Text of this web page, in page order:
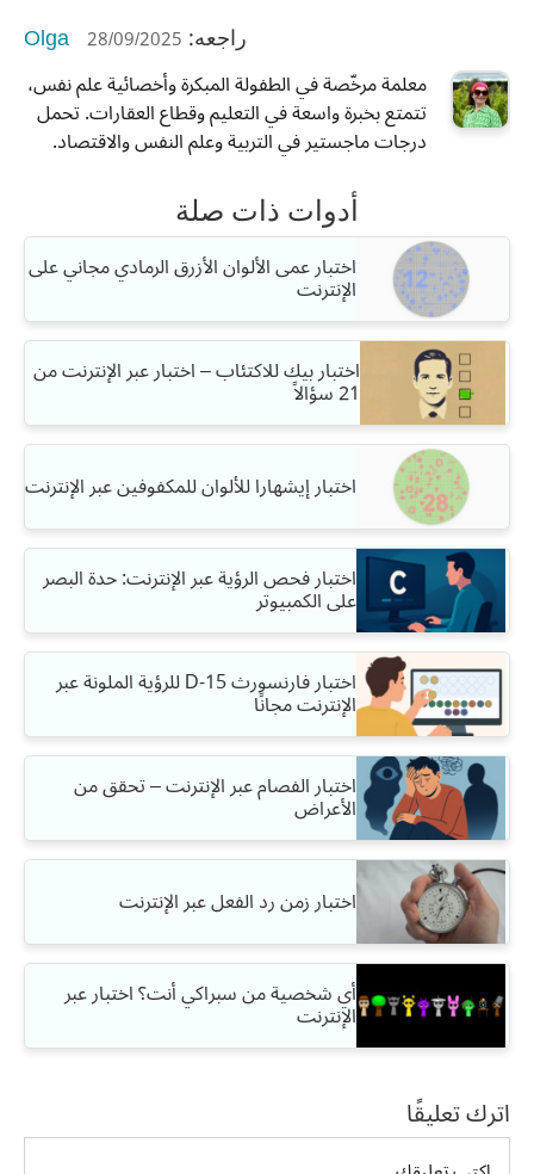
راجعه: Olga 28/09/2025
معلمة مرخّصة في الطفولة المبكرة وأخصائية علم نفس،
تتمتع بخبرة واسعة في التعليم وقطاع العقارات. تحمل
درجات ماجستير في التربية وعلم النفس والاقتصاد.
أدوات ذات صلة
اختبار عمى الألوان الأزرق الرمادي مجاني على
الإنترنت
اختبار بيك للاكتئاب – اختبار عبر الإنترنت من
21 سؤالاً
اختبار إيشهارا للألوان للمكفوفين عبر الإنترنت
اختبار فحص الرؤية عبر الإنترنت: حدة البصر
على الكمبيوتر
اختبار فارنسورث D-15 للرؤية الملونة عبر
الإنترنت مجانًا
اختبار الفصام عبر الإنترنت – تحقق من
الأعراض
اختبار زمن رد الفعل عبر الإنترنت
أي شخصية من سبراكي أنت؟ اختبار عبر
الإنترنت
اترك تعليقًا
تعليق